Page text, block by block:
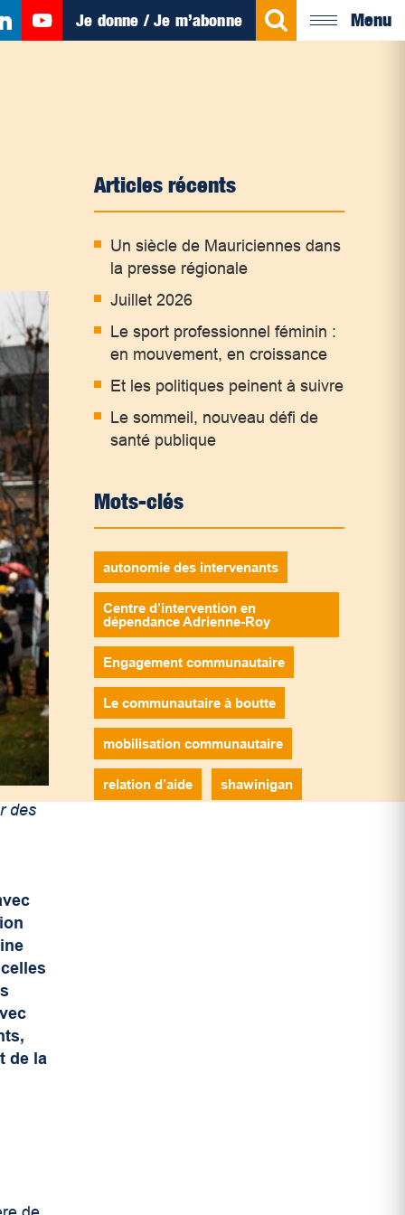
Je donne / Je m’abonne Menu
des
de la
Articles récents
Un siècle de Mauriciennes dans
la presse régionale
Juillet 2026
Le sport professionnel féminin :
en mouvement, en croissance
Et les politiques peinent à suivre
Le sommeil, nouveau défi de
santé publique
Mots-clés
autonomie des intervenants
Centre d’intervention en
dépendance Adrienne-Roy
Engagement communautaire
Le communautaire à boutte
mobilisation communautaire
relation d’aide shawinigan